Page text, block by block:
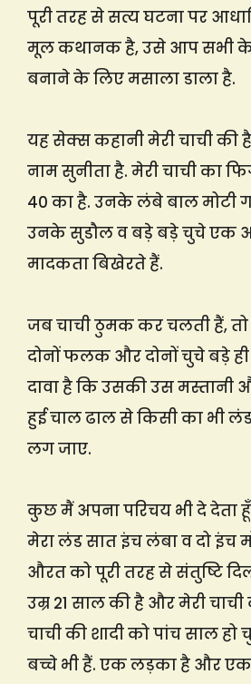
पूरी तरह से सत्य घटना पर
मूल कथानक है, उसे आप सभी
बनाने के लिए मसाला डाला है.
यह सेक्स कहानी मेरी चाची की
नाम सुनीता है. मेरी चाची का
40 का है. उनके लंबे बाल मोटी
उनके सुडौल व बड़े बड़े चुचे एक
मादकता बिखेरते हैं.
जब चाची ठुमक कर चलती हैं,
दोनों फलक और दोनों चुचे बड़े
दावा है कि उसकी उस मस्तानी
हुई चाल ढाल से किसी का भी
लग जाए.
कुछ मैं अपना परिचय भी दे देता
मेरा लंड सात इंच लंबा व दो इंच
औरत को पूरी तरह से संतुष्टि
उम्र 21 साल की है और मेरी चाची
चाची की शादी को पांच साल
बच्चे भी हैं. एक लड़का है और